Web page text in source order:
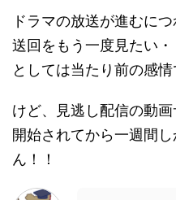
ドラマの放送が進むに
送回をもう一度見たい
としては当たり前の感情
けど、見逃し配信の動
開始されてから一週間
ん！！